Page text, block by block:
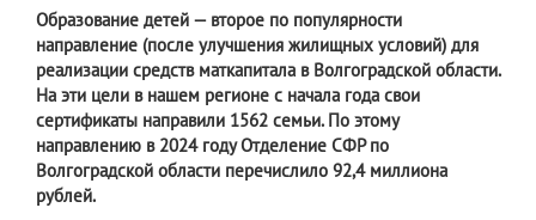
Образование детей — второе по популярности
направление (после улучшения жилищных условий) для
реализации средств маткапитала в Волгоградской области.
На эти цели в нашем регионе с начала года свои
сертификаты направили 1562 семьи. По этому
направлению в 2024 году Отделение СФР по
Волгоградской области перечислило 92,4 миллиона
рублей.